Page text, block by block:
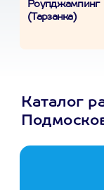
Роупджампинг
(Тарзанка)
Каталог